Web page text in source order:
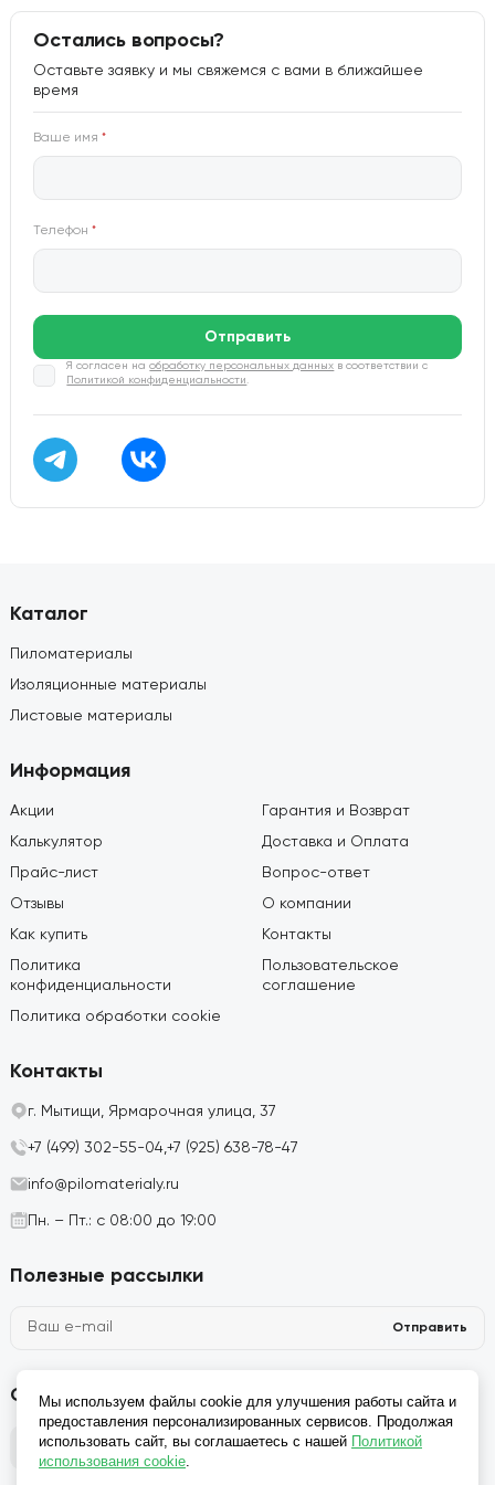
Остались вопросы?
Оставьте заявку и мы свяжемся с вами в ближайшее
время
Ваше имя*
Телефон*
Отправить
Я согласен наобработку персональных данных в соответствии с
Политикой конфиденциальности
Каталог
Пиломатериалы
Изоляционные материалы
Листовые материалы
Информация
Акции
Калькулятор
Прайс-лист
Отзывы
Как купить
Политика
конфиденциальности
Политика обработки cookie
Гарантия и Возврат
Доставка и Оплата
Вопрос-ответ
О компании
Контакты
Пользовательское
соглашение
Контакты
г. Мытищи, Ярмарочная улица, 37
+7 (499) 302-55-04,+7 (925) 638-78-47
info@pilomaterialy.ru
Пн. – Пт.: с 08:00 до 19:00
Полезные рассылки
Отправить
Социальные сети
Мы используем файлы cookie для улучшения работы сайта и
предоставления персонализированных сервисов. Продолжая
использовать сайт, вы соглашаетесь с нашей Политикой
использования cookie.